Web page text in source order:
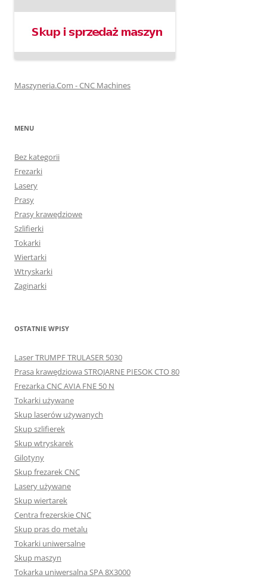
Maszyneria.Com - CNC Machines
MENU
Bez kategorii
Frezarki
Lasery
Prasy
Prasy krawędziowe
Szlifierki
Tokarki
Wiertarki
Wtryskarki
Zaginarki
OSTATNIE WPISY
Laser TRUMPF TRULASER 5030
Prasa krawędziowa STROJARNE PIESOK CTO 80
Frezarka CNC AVIA FNE 50 N
Tokarki używane
Skup laserów używanych
Skup szlifierek
Skup wtryskarek
Gilotyny
Skup frezarek CNC
Lasery używane
Skup wiertarek
Centra frezerskie CNC
Skup pras do metalu
Tokarki uniwersalne
Skup maszyn
Tokarka uniwersalna SPA 8X3000